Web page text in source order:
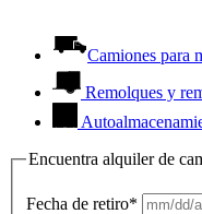
Camiones para
Remolques y
Encuentra alquiler de
Fecha de retiro*